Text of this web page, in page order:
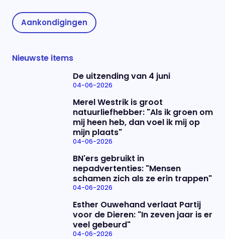
Aankondigingen
Nieuwste items
De uitzending van 4 juni
04-06-2026
Merel Westrik is groot
natuurliefhebber: "Als ik groen om
mij heen heb, dan voel ik mij op
mijn plaats"
04-06-2026
BN'ers gebruikt in
nepadvertenties: "Mensen
schamen zich als ze erin trappen"
04-06-2026
Esther Ouwehand verlaat Partij
voor de Dieren: "In zeven jaar is er
veel gebeurd"
04-06-2026